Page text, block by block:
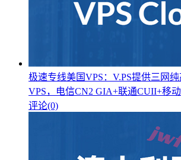
极速专线美国VPS：V.PS提供三网
VPS，电信CN2 GIA+联通CUII+移
评论(0)